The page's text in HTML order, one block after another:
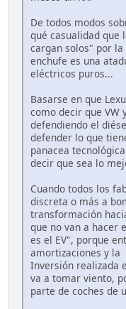
De todos modos
qué casualidad que
cargan solos" por
enchufe es una
eléctricos puros...
Basarse en que
como decir que VW
defendiendo el
defender lo que
panacea
decir que sea lo
Cuando todos los
discreta o más a
transformación
que no van a hacer
es el EV", porque
amortizaciones y la
Inversión realizada
va a tomar viento,
parte de coches de